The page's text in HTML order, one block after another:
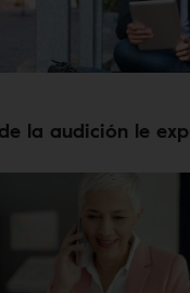
la audición le